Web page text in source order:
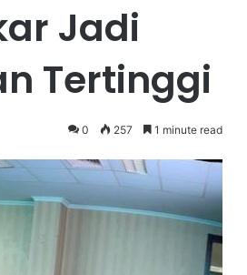
Jadi
Tertinggi
0 257 1 minute read